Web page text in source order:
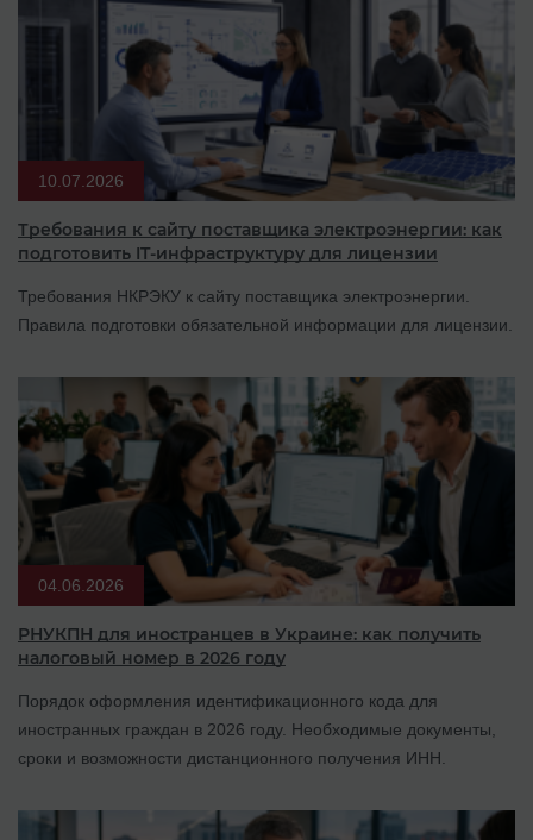
10.07.2026
Требования к сайту поставщика электроэнергии: как
подготовить IT-инфраструктуру для лицензии
Требования НКРЭКУ к сайту поставщика электроэнергии.
Правила подготовки обязательной информации для лицензии.
04.06.2026
РНУКПН для иностранцев в Украине: как получить
налоговый номер в 2026 году
Порядок оформления идентификационного кода для
иностранных граждан в 2026 году. Необходимые документы,
сроки и возможности дистанционного получения ИНН.